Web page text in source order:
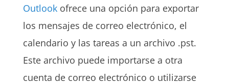
Outlookofrece una opción para exportar
los mensajes de correo electrónico, el
calendario y las tareas a un archivo .pst.
Este archivo puede importarse a otra
cuenta de correo electrónico o utilizarse